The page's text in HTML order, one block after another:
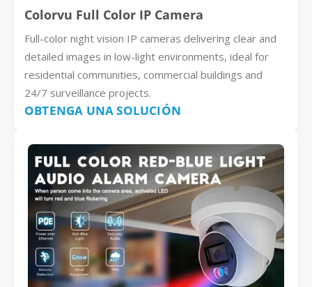
Colorvu Full Color IP Camera
Full-color night vision IP cameras delivering clear and
detailed images in low-light environments, ideal for
residential communities, commercial buildings and
24/7 surveillance projects.
OBTENGA UNA SOLUCIÓN